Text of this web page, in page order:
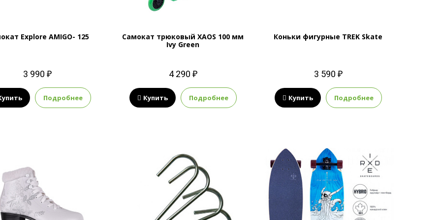
Explore AMIGO- 125
3 990 ₽
Подробнее
Самокат трюковый XAOS 100 мм
Ivy Green
4 290 ₽
Купить Подробнее
Коньки фигурные TREK Skate
3 590 ₽
Купить Подробнее